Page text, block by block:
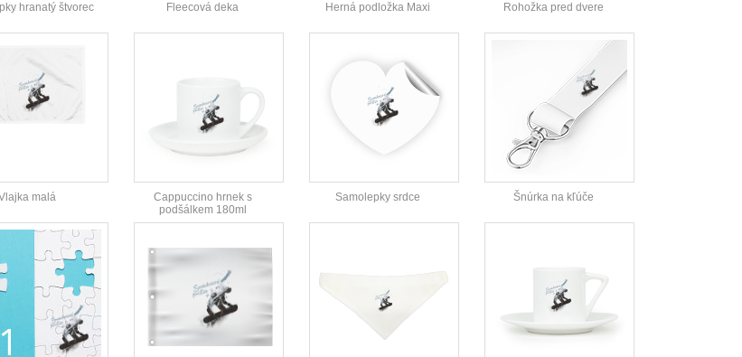
hranatý štvorec Fleecová deka Herná podložka Maxi Rohožka pred dvere
malá
Cappuccino hrnek s
podšálkem 180ml
Samolepky srdce Šnúrka na kľúče